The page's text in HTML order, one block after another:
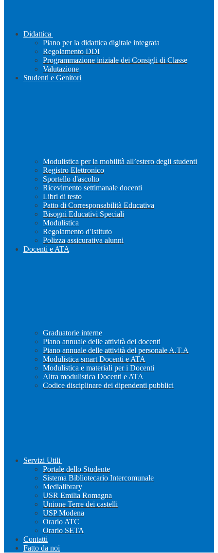
Didattica
Piano per la didattica digitale integrata
Regolamento DDI
Programmazione iniziale dei Consigli di Classe
Valutazione
Studenti e Genitori
Modulistica per la mobilità all’estero degli studenti
Registro Elettronico
Sportello d'ascolto
Ricevimento settimanale docenti
Libri di testo
Patto di Corresponsabilità Educativa
Bisogni Educativi Speciali
Modulistica
Regolamento d'Istituto
Polizza assicurativa alunni
Docenti e ATA
Graduatorie interne
Piano annuale delle attività dei docenti
Piano annuale delle attività del personale A.T.A
Modulistica smart Docenti e ATA
Modulistica e materiali per i Docenti
Altra modulistica Docenti e ATA
Codice disciplinare dei dipendenti pubblici
Servizi Utili
Portale dello Studente
Sistema Bibliotecario Intercomunale
Medialibrary
USR Emilia Romagna
Unione Terre dei castelli
USP Modena
Orario ATC
Orario SETA
Contatti
Fatto da noi